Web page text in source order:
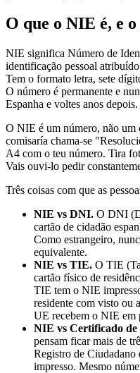
O que o NIE é, e o
NIE significa Número de
identificação pessoal
Tem o formato letra, sete
O número é permanente e
Espanha e voltes anos depois.
O NIE é um número, não um
comisaría chama-se
A4 com o teu número. Tira
Vais ouvi-lo pedir
Três coisas com que as
NIE vs DNI. O DNI
cartão de cidadão
Como estrangeiro,
equivalente.
NIE vs TIE. O TIE
cartão físico de
TIE tem o NIE
residente com visto ou
UE recebem o NIE em
NIE vs Certificado de
pensam ficar mais de
Registro de
impresso. Mesmo